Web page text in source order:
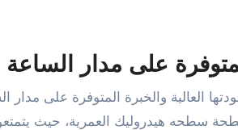
على مدار الساعة
العالية والخبرة المتوفرة على
سطحه هيدروليك العمرية، حيث